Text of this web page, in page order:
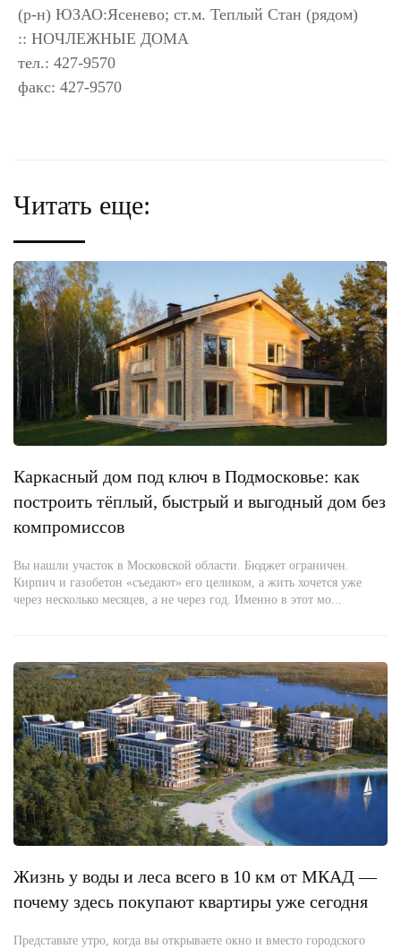
(р-н) ЮЗАО:Ясенево; ст.м. Теплый Стан (рядом)
:: НОЧЛЕЖНЫЕ ДОМА
тел.: 427-9570
факс: 427-9570
Читать еще:
Каркасный дом под ключ в Подмосковье: как
построить тёплый, быстрый и выгодный дом без
компромиссов
Вы нашли участок в Московской области. Бюджет ограничен.
Кирпич и газобетон «съедают» его целиком, а жить хочется уже
через несколько месяцев, а не через год. Именно в этот мо...
Жизнь у воды и леса всего в 10 км от МКАД —
почему здесь покупают квартиры уже сегодня
Представьте утро, когда вы открываете окно и вместо городского